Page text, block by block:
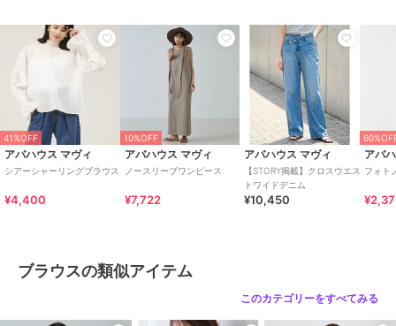
41%OFF
アバハウス マヴィ
シアーシャーリングブラウス
¥4,400
10%OFF
アバハウス マヴィ
ノースリーブワンピース
¥7,722
アバハウス マヴィ
【STORY掲載】クロスウエス
トワイドデニム
¥10,450
アバ
フォト
ブラウスの類似アイテム
このカテゴリーをすべてみる